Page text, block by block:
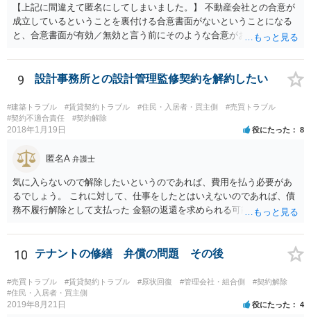
【上記に間違えて匿名にしてしまいました。】 不動産会社との合意が
成立しているということを裏付ける合意書面がないということになる
と、合意書面が有効／無効と言う前にそのような合意がお互いになさ
ーに録音をしている「合意書は渡します。」と言う内容では、直ちに
合意が成立したということを裏付けられるかというと疑問です。 相手
ことをもって、「合意が成立していたから「白紙撤回」されているの
である（成立していないのであれば、合意違反がそもそも生じないは
ず）」として、その上で、「今後連絡を取らない」ということが契約
ます。 ただ、いずれにしても、「不動産を買い取る」というのは、い
が定まっているかどうかが気になるところです。売買契約の主張・立
証はかなり難しいのではないかと思料いたします。
9 設計事務所との設計管理監修契約を解約したい
#建築トラブル #賃貸契約トラブル #住民・入居者・買主側
#売買トラブル
#契約不適合責任
#契約解除
2018年1月19日 役にたった 8
匿名A 弁護士
気に入らないので解除したいというのであれば、費用を払う必要があ
るでしょう。 これに対して、仕事をしたとはいえないのであれば、債
務不履行解除として支払った 金額の返還を求められる可能性はありま
双方合意できない場合は 裁判をして決めざるを得ません。 せめて、お
近くの弁護士に契約書や図面を持って相談だけでもしてみてくださ
10 テナントの修繕 弁償の問題 その後
#売買トラブル #賃貸契約トラブル #原状回復 #管理会社・組合側
#契約解除
#住民・入居者・買主側
2019年8月21日 役にたった 4